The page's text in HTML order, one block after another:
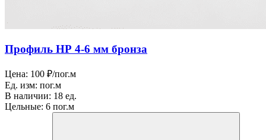
Профиль НР 4-6 мм бронза
Цена: 100 ₽/пог.м
Ед. изм: пог.м
В наличии: 18 ед.
Цельные: 6 пог.м